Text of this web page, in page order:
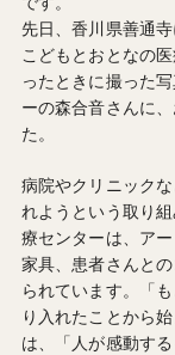
先日、香川県善通
こどもとおとなの
ったときに撮った
ーの森合音さんに
た。
病院やクリニック
れようという取り
療センターは、ア
家具、患者さんと
られています。「
り入れたことから
は、「人が感動す